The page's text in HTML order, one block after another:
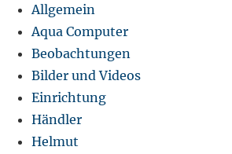
Allgemein
Aqua Computer
Beobachtungen
Bilder und Videos
Einrichtung
Händler
Helmut